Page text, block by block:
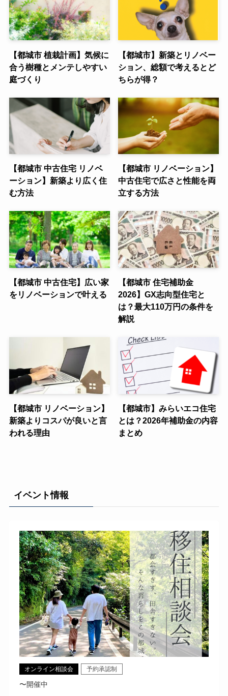
【都城市 植栽計画】気候に
合う樹種とメンテしやすい
庭づくり
【都城市】新築とリノベー
ション、総額で考えるとど
ちらが得？
【都城市 中古住宅 リノベ
ーション】新築より広く住
む方法
【都城市 リノベーション】
中古住宅で広さと性能を両
立する方法
【都城市 中古住宅】広い家
をリノベーションで叶える
【都城市 住宅補助金
2026】GX志向型住宅と
は？最大110万円の条件を
解説
【都城市 リノベーション】
新築よりコスパが良いと言
われる理由
【都城市】みらいエコ住宅
とは？2026年補助金の内容
まとめ
イベント情報
オンライン相談会 予約承認制
〜開催中